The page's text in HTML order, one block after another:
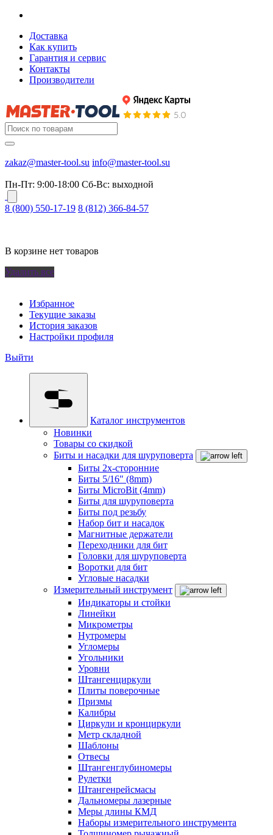
Доставка
Как купить
Гарантия и сервис
Контакты
Производители
zakaz@master-tool.su info@master-tool.su
Пн-Пт: 9:00-18:00 Cб-Вс: выходной
8 (800) 550-17-19 8 (812) 366-84-57
В корзине нет товаров
Удалить все
Избранное
Текущие заказы
История заказов
Настройки профиля
Выйти
Каталог инструментов
Новинки
Товары со скидкой
Биты и насадки для шуруповерта
Биты 2х-сторонние
Биты 5/16" (8mm)
Биты MicroBit (4mm)
Биты для шуруповерта
Биты под резьбу
Набор бит и насадок
Магнитные держатели
Переходники для бит
Головки для шуруповерта
Воротки для бит
Угловые насадки
Измерительный инструмент
Индикаторы и стойки
Линейки
Микрометры
Нутромеры
Угломеры
Угольники
Уровни
Штангенциркули
Плиты поверочные
Призмы
Калибры
Циркули и кронциркули
Метр складной
Шаблоны
Отвесы
Штангенглубиномеры
Рулетки
Штангенрейсмасы
Дальномеры лазерные
Меры длины КМД
Наборы измерительного инструмента